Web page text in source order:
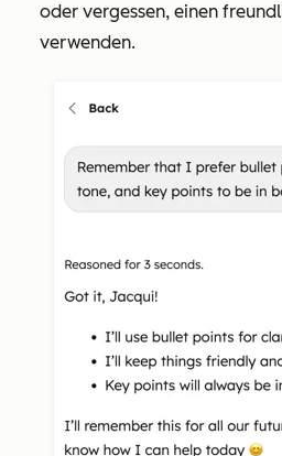
oder vergessen, einen
verwenden.